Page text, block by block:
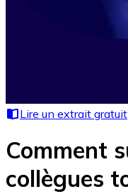
Lire un extrait gratuit
Comment
collègues